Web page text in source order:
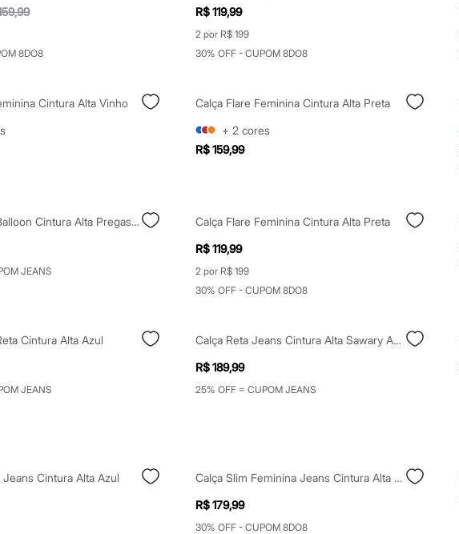
8DO8
R$ 119,99
2 por R$ 199
30% OFF - CUPOM 8DO8
Cintura Alta Vinho
Calça Flare Feminina Cintura Alta Preta
+ 2 cores
R$ 159,99
Calça Jeans Balloon Cintura Alta Pregas Azul
JEANS
Calça Flare Feminina Cintura Alta Preta
R$ 119,99
2 por R$ 199
30% OFF - CUPOM 8DO8
Cintura Alta Azul
JEANS
Calça Reta Jeans Cintura Alta Sawary Azul
R$ 189,99
25% OFF = CUPOM JEANS
Cintura Alta Azul
Calça Slim Feminina Jeans Cintura Alta Azul
R$ 179,99
30% OFF - CUPOM 8DO8